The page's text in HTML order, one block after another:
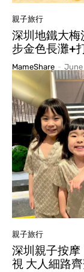
親子旅行
深圳地鐵大梅
步金色長灘+
MameShare - June
親子旅行
深圳親子按
視 大人細路